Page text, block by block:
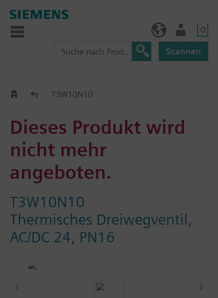
0
Scannen
Austauschhilfe
T3W10N10
Dieses Produkt wird
nicht mehr
angeboten.
T3W10N10
Thermisches Dreiwegventil,
AC/DC 24, PN16